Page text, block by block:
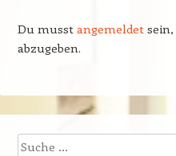
Du musst angemeldetsein,
abzugeben.
Suchen